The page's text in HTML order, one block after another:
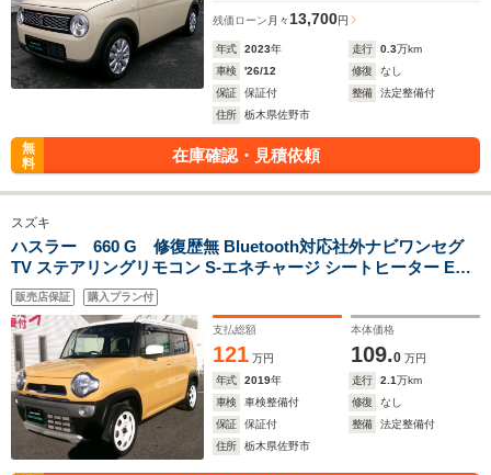
残価ローン 月々 13,700円
年式 2023年 走行 0.3万km
車検
'26/12 修復
なし
保証
保証付 整備
法定整備付
住所
栃木県佐野市
無
料
在庫確認・見積依頼
スズキ
ハスラー 660 G 修復歴無 Bluetooth対応社外ナビワンセグ
TV ステアリングリモコン S-エネチャージ シートヒーター ETC
車線逸脱抑制機能 ツートンカラー スマートキー
販売店保証 購入プラン付
支払総額
121 万円
本体価格
109.0 万円
年式
2019年 走行 2.1万km
車検
車検整備付 修復
なし
保証
保証付 整備
法定整備付
住所
栃木県佐野市